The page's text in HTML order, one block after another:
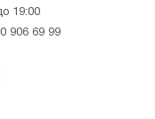
19:00
906 69 99